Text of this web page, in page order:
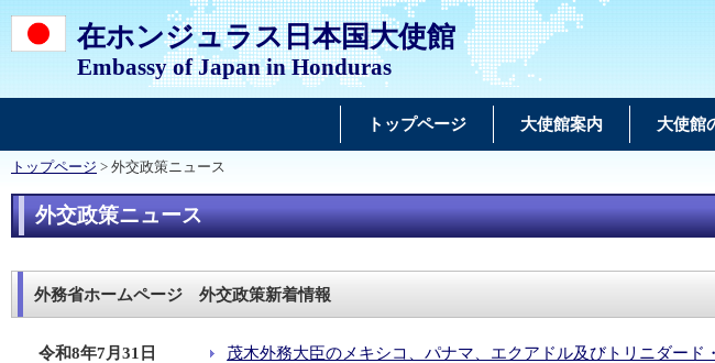
在ホンジュラス日本国大使館
Embassy of Japan in Honduras
トップページ 大使館案内 大使館
トップページ > 外交政策ニュース
外交政策ニュース
外務省ホームページ 外交政策新着情報
令和8年7月31日 茂木外務大臣のメキシコ、パナマ、エクアドル及びトリニダード